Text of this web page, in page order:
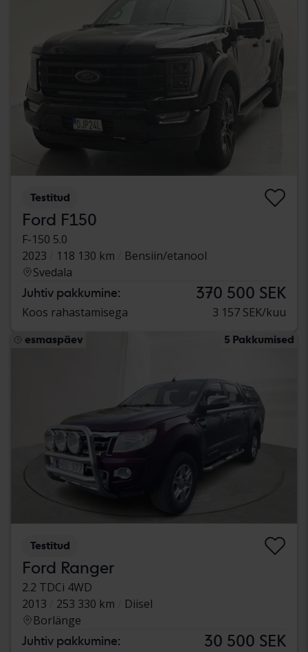
Testitud
Ford F150
F-150 5.0
2023
118 130 km
Bensiin/etanool
Svedala
Juhtiv pakkumine: 370 500 SEK
Koos rahastamisega 3 157 SEK/kuu
esmaspäev 5 Pakkumised
Testitud
Ford Ranger
2.2 TDCi 4WD
2013
253 330 km
Diisel
Borlänge
Juhtiv pakkumine: 30 500 SEK